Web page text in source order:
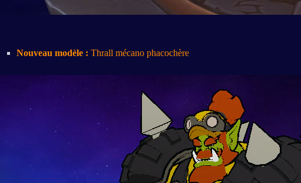
Nouveau modèle : Thrall mécano phacochère